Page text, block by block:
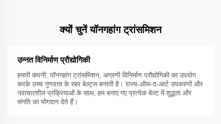
क्यों चुनें यॉनगहांग ट्रांसमिशन
उन्नत विनिर्माण प्रौद्योगिकी
हमारी कंपनी, यॉनगहांग ट्रांसमिशन, अग्रणी विनिर्माण प्रौद्योगिकी का उपयोग
करके उच्च गुणवत्ता के रबर बेल्ट्स बनाती है। राज्य-ऑफ-द-आर्ट उपकरणों और
नवाचारशील प्रक्रियाओं के साथ, हम बनाए गए प्रत्येक बेल्ट में शुद्धता और
संगति का योगदान देते हैं।